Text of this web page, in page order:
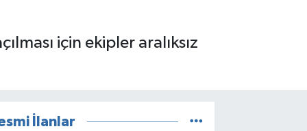
için ekipler aralıksız
İlanlar